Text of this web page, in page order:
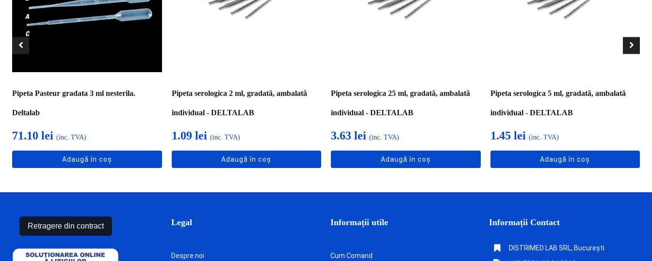
Pipeta Pasteur gradata 3 ml nesterila.
Deltalab
71.10 lei (inc. TVA)
Adaugă în coș
Pipeta serologica 2 ml, gradată, ambalată
individual - DELTALAB
1.09 lei (inc. TVA)
Adaugă în coș
Pipeta serologica 25 ml, gradată, ambalată
individual - DELTALAB
3.63 lei (inc. TVA)
Adaugă în coș
Pipeta serologica 5 ml, gradată, ambalată
individual - DELTALAB
1.45 lei (inc. TVA)
Adaugă în coș
Retragere din contract Legal
Despre noi
Informații utile
Cum Comand
Informații Contact
DISTRIMED LAB SRL, București